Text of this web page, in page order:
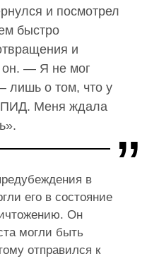
и посмотрел
быстро
и
он. — Я не мог
лишь о том, что у
Меня ждала
в
его в состояние
Он
могли быть
отправился к